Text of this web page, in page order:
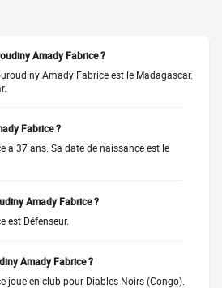
Amady Fabrice ?
Amady Fabrice est le Madagascar.
Fabrice ?
a 37 ans. Sa date de naissance est le
Amady Fabrice ?
est Défenseur.
Amady Fabrice ?
joue en club pour Diables Noirs (Congo).